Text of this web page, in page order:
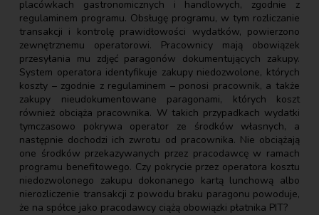
placówkach gastronomicznych i handlowych, zgodnie z
regulaminem programu. Obsługę programu, w tym rozliczanie
transakcji i kontrolę prawidłowości wydatków, powierzono
zewnętrznemu operatorowi. Pracownicy mają obowiązek
przesyłania mu zdjęć paragonów dokumentujących zakupy.
System operatora identyfikuje zakupy niedozwolone, których
koszty – zgodnie z regulaminem – ponosi pracownik, a także
zakupy nieudokumentowane paragonami, których koszt
również obciąża pracownika. W takich przypadkach wydatki
tymczasowo pokrywa operator ze środków własnych, a
następnie dochodzi ich zwrotu od pracownika. Nie obciążają
one środków przekazywanych przez pracodawcę w ramach
programu benefitowego. Czy pokrycie przez operatora kosztu
niedozwolonego zakupu dokonanego kartą lunchową albo
nierozliczenie transakcji z powodu braku paragonu powoduje,
że na spółce jako pracodawcy ciążą obowiązki płatnika PIT?